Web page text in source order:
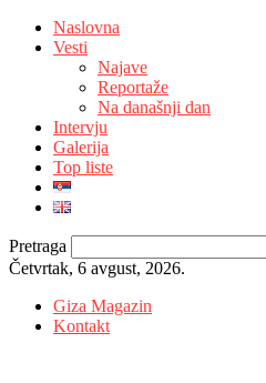
Naslovna
Vesti
Najave
Reportaže
Na današnji dan
Intervju
Galerija
Top liste
Pretraga
Četvrtak, 6 avgust, 2026.
Giza Magazin
Kontakt